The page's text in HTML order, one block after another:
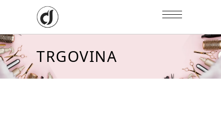
TRGOVINA